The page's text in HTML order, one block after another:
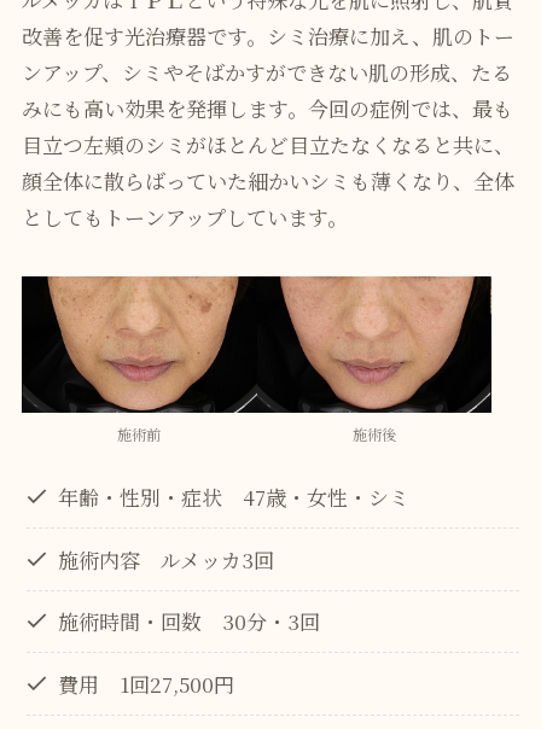
改善を促す光治療器です。シミ治療に加え、肌のトー
ンアップ、シミやそばかすができない肌の形成、たる
みにも高い効果を発揮します。今回の症例では、最も
目立つ左頬のシミがほとんど目立たなくなると共に、
顔全体に散らばっていた細かいシミも薄くなり、全体
としてもトーンアップしています。
施術前 施術後
年齢・性別・症状 47歳・女性・シミ
施術内容 ルメッカ3回
施術時間・回数 30分・3回
費用 1回27,500円